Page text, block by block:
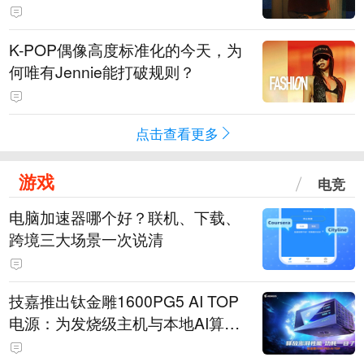
K-POP偶像高度标准化的今天，为
何唯有Jennie能打破规则？
点击查看更多
游戏 电竞
电脑加速器哪个好？联机、下载、
跨境三大场景一次说清
技嘉推出钛金雕1600PG5 AI TOP
电源：为发烧级主机与本地AI算力
打造旗舰供电方案